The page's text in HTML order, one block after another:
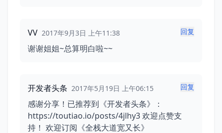
VV 2017年9月3日 上午11:38 回复
谢谢姐姐~总算明白啦~~
开发者头条 2017年5月19日 上午06:15 回复
感谢分享！已推荐到《开发者头条》：
https://toutiao.io/posts/4jlhy3 欢迎点赞支
持！ 欢迎订阅《全栈大道宽又长》